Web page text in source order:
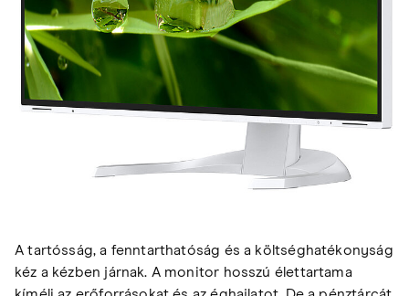
A tartósság, a fenntarthatóság és a költséghatékonyság
kéz a kézben járnak. A monitor hosszú élettartama